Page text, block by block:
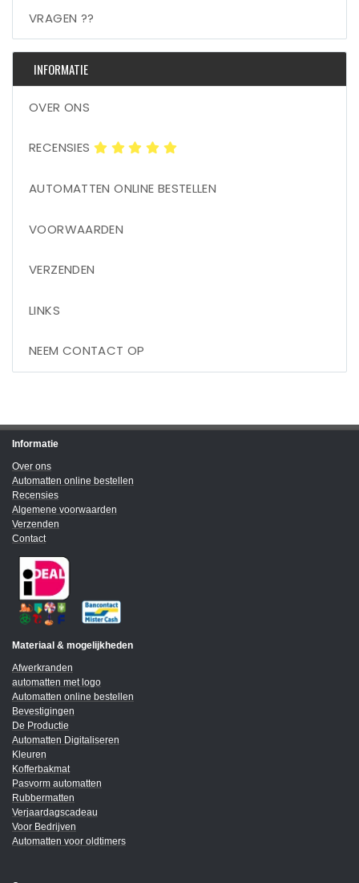
VRAGEN ??
INFORMATIE
OVER ONS
RECENSIES
AUTOMATTEN ONLINE BESTELLEN
VOORWAARDEN
VERZENDEN
LINKS
NEEM CONTACT OP
Informatie
Over ons
Automatten online bestellen
Recensies
Algemene voorwaarden
Verzenden
Contact
Materiaal & mogelijkheden
Afwerkranden
automatten met logo
Automatten online bestellen
Bevestigingen
De Productie
Automatten Digitaliseren
Kleuren
Kofferbakmat
Pasvorm automatten
Rubbermatten
Verjaardagscadeau
Voor Bedrijven
Automatten voor oldtimers